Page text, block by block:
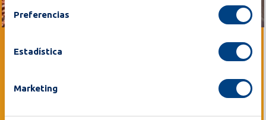
Preferencias
Estadística
MarketingHuevos a Nivel Mundial